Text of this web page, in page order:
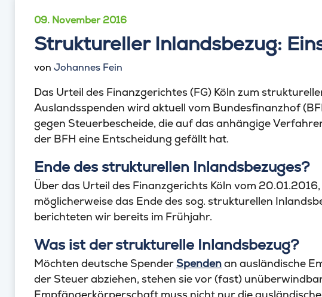
09. November 2016
Struktureller Inlandsbezug:
von Johannes Fein
Das Urteil des Finanzgerichtes (FG) Köln zum
Auslandsspenden wird aktuell vom Bundesfinanzhof
gegen Steuerbescheide, die auf das anhängige
der BFH eine Entscheidung gefällt hat.
Ende des strukturellen Inlandsbezuges?
Über das Urteil des Finanzgerichts Köln vom
möglicherweise das Ende des sog. strukturellen
berichteten wir bereits im Frühjahr.
Was ist der strukturelle Inlandsbezug?
Möchten deutsche SpenderSpendenan ausländische
der Steuer abziehen, stehen sie vor (fast)